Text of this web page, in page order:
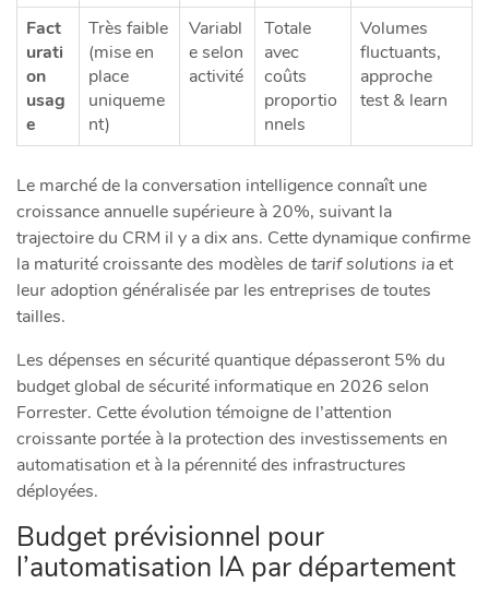
Fact
urati
on
usag
e
Très faible
(mise en
place
uniqueme
nt)
Variabl
e selon
activité
Totale
avec
coûts
proportio
nnels
Volumes
fluctuants,
approche
test & learn
Le marché de la conversation intelligence connaît une
croissance annuelle supérieure à 20%, suivant la
trajectoire du CRM il y a dix ans. Cette dynamique confirme
la maturité croissante des modèles detarif solutions iaet
leur adoption généralisée par les entreprises de toutes
tailles.
Les dépenses en sécurité quantique dépasseront 5% du
budget global de sécurité informatique en 2026 selon
Forrester. Cette évolution témoigne de l’attention
croissante portée à la protection des investissements en
automatisation et à la pérennité des infrastructures
déployées.
Budget prévisionnel pour
l’automatisation IA par département